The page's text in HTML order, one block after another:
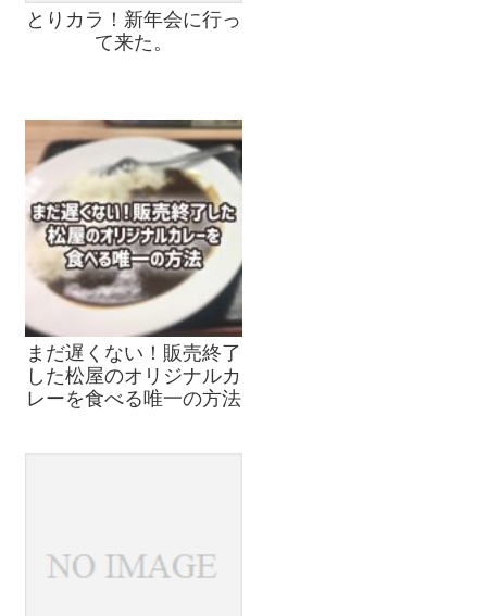
とりカラ！新年会に行っ
て来た。
まだ遅くない！販売終了
した松屋のオリジナルカ
レーを食べる唯一の方法